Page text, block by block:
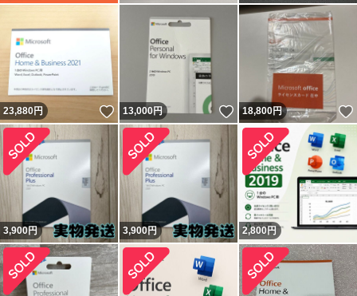
23,880円 いいね！
13,000円 いいね！
18,800円
3,900円 3,900円 2,800円